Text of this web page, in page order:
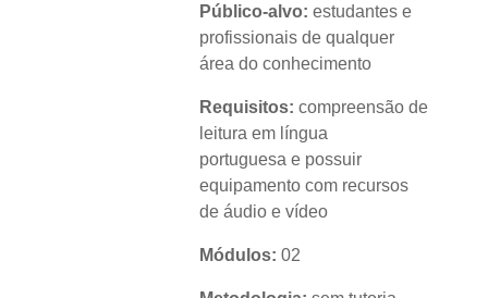
Público-alvo: estudantes e
profissionais de qualquer
área do conhecimento
Requisitos: compreensão de
leitura em língua
portuguesa e possuir
equipamento com recursos
de áudio e vídeo
Módulos: 02